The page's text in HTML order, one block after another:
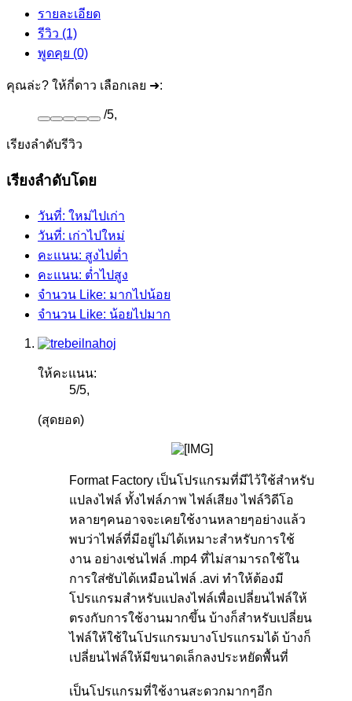
รายละเอียด
รีวิว (1)
พูดคุย (0)
คุณล่ะ? ให้กี่ดาว เลือกเลย ➜:
/5,
เรียงลำดับรีวิว
เรียงลำดับโดย
วันที่: ใหม่ไปเก่า
วันที่: เก่าไปใหม่
คะแนน: สูงไปต่ำ
คะแนน: ต่ำไปสูง
จำนวน Like: มากไปน้อย
จำนวน Like: น้อยไปมาก
ให้คะแนน:
5/5,
(สุดยอด)
Format Factory เป็นโปรแกรมที่มีไว้ใช้สำหรับ
แปลงไฟล์ ทั้งไฟล์ภาพ ไฟล์เสียง ไฟล์วิดีโอ
หลายๆคนอาจจะเคยใช้งานหลายๆอย่างแล้ว
พบว่าไฟล์ที่มีอยู่ไม่ได้เหมาะสำหรับการใช้
งาน อย่างเช่นไฟล์ .mp4 ที่ไม่สามารถใช้ใน
การใส่ซับได้เหมือนไฟล์ .avi ทำให้ต้องมี
โปรแกรมสำหรับแปลงไฟล์เพื่อเปลี่ยนไฟล์ให้
ตรงกับการใช้งานมากขึ้น บ้างก็สำหรับเปลี่ยน
ไฟล์ให้ใช้ในโปรแกรมบางโปรแกรมได้ บ้างก็
เปลี่ยนไฟล์ให้มีขนาดเล็กลงประหยัดพื้นที่
เป็นโปรแกรมที่ใช้งานสะดวกมากๆอีก